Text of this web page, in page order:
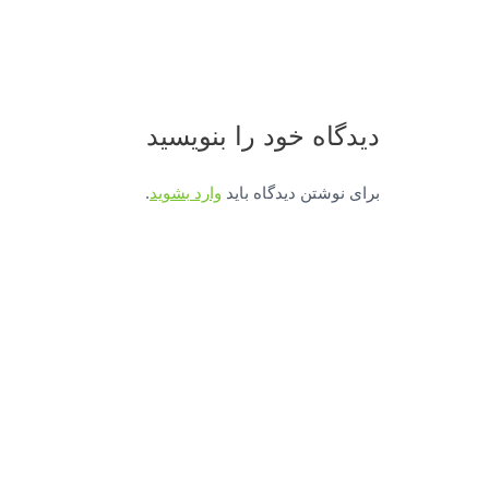
دیدگاه‌ خود را بنویسید
برای نوشتن دیدگاه باید وارد بشوید.